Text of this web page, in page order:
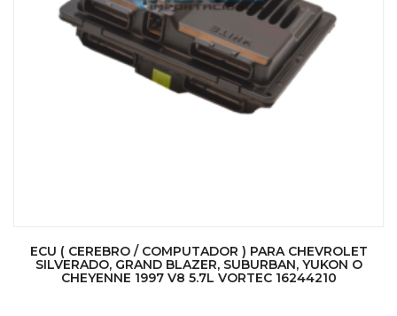
ECU ( CEREBRO / COMPUTADOR ) PARA CHEVROLET
SILVERADO, GRAND BLAZER, SUBURBAN, YUKON O
CHEYENNE 1997 V8 5.7L VORTEC 16244210